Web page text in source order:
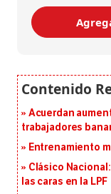
Acuerdan
trabajadores
Entrenamiento
Clásico
las caras en la LPF